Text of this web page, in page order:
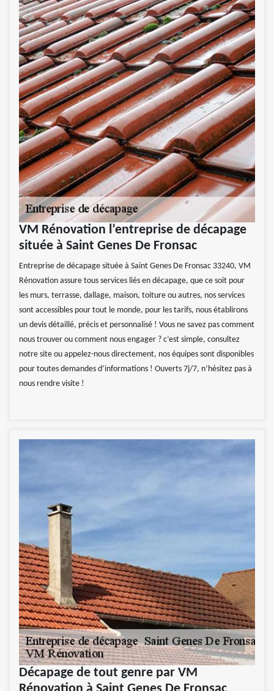
VM Rénovation l’entreprise de décapage
située à Saint Genes De Fronsac
Entreprise de décapage située à Saint Genes De Fronsac 33240, VM
Rénovation assure tous services liés en décapage, que ce soit pour
les murs, terrasse, dallage, maison, toiture ou autres, nos services
sont accessibles pour tout le monde, pour les tarifs, nous établirons
un devis détaillé, précis et personnalisé ! Vous ne savez pas comment
nous trouver ou comment nous engager ? c’est simple, consultez
notre site ou appelez-nous directement, nos équipes sont disponibles
pour toutes demandes d’informations ! Ouverts 7j/7, n’hésitez pas à
nous rendre visite !
Décapage de tout genre par VM